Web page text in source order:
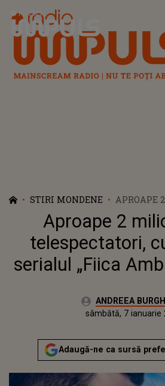
Radio Impuls
STIRI MONDENE
APROAPE
SERIALUL
Aproape 2
telespectatori,
serialul „Fiica
Autor:ANDREEA
vineri, 7 ianuarie 2022Actualizat:
sâmbătă, 7 ianuarie
Adaugă-ne ca sursă